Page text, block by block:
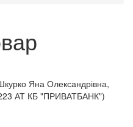
Яна Олександрівна,
АТ КБ "ПРИВАТБАНК")